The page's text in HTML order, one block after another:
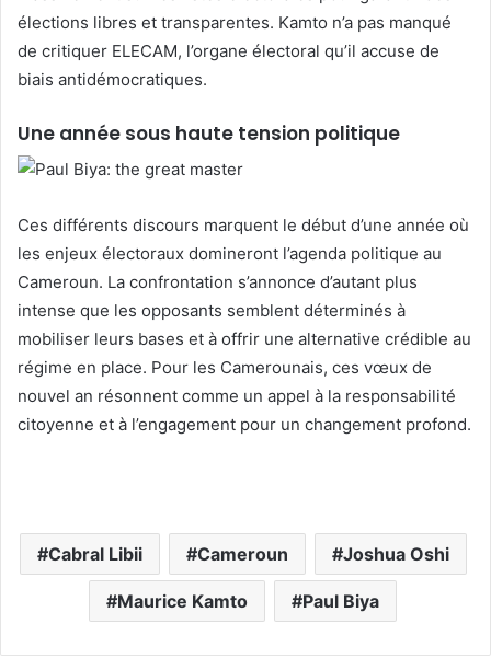
élections libres et transparentes. Kamto n’a pas manqué
de critiquer ELECAM, l’organe électoral qu’il accuse de
biais antidémocratiques.
Une année sous haute tension politique
Ces différents discours marquent le début d’une année où
les enjeux électoraux domineront l’agenda politique au
Cameroun. La confrontation s’annonce d’autant plus
intense que les opposants semblent déterminés à
mobiliser leurs bases et à offrir une alternative crédible au
régime en place. Pour les Camerounais, ces vœux de
nouvel an résonnent comme un appel à la responsabilité
citoyenne et à l’engagement pour un changement profond.
Cabral Libii Cameroun Joshua Oshi
Maurice Kamto Paul Biya